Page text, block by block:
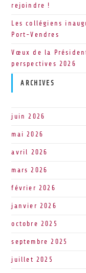
rejoindre !
Les collégiens
Port-Vendres
Vœux de la
perspectives 2026
ARCHIVES
juin 2026
mai 2026
avril 2026
mars 2026
février 2026
janvier 2026
octobre 2025
septembre 2025
juillet 2025